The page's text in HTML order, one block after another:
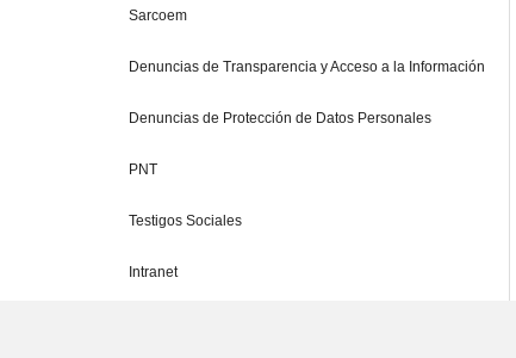
Sarcoem
Denuncias de Transparencia y Acceso a la Información
Denuncias de Protección de Datos Personales
PNT
Testigos Sociales
Intranet